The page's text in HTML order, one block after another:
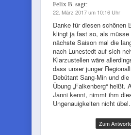
Felix B. sagt:
22. März 2017 um 10:16 Uhr
Danke für diesen schönen
klingt ja fast so, als müsse
nächste Saison mal die
nach Lunestedt auf sich
Klarzustellen wäre
dass unser junger
Debütant Sang-Min und
Übung „Falkenberg“ heißt.
Janni kennt, nimmt ihm
Ungenauigkeiten nicht übel.
Zum